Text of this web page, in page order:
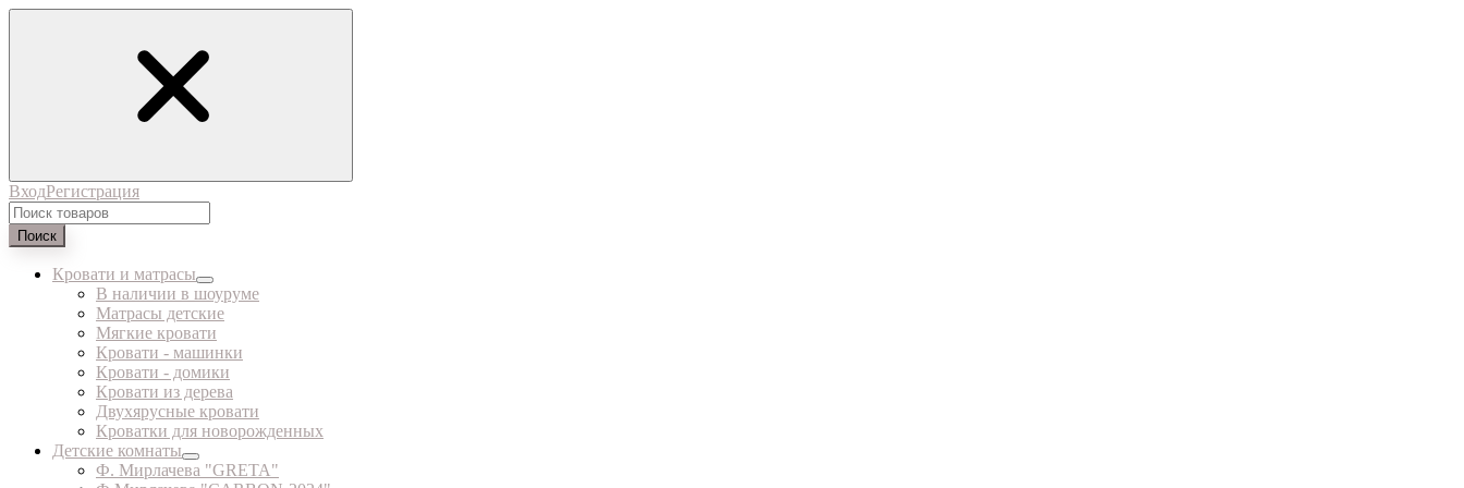
ВходРегистрация
Поиск
Кровати и матрасы
В наличии в шоуруме
Матрасы детские
Мягкие кровати
Кровати - машинки
Кровати - домики
Кровати из дерева
Двухярусные кровати
Кроватки для новорожденных
Детские комнаты
Ф. Мирлачева "GRETA"